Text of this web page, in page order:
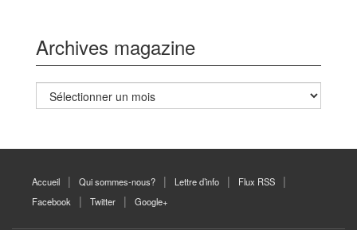
Archives magazine
Archives
magazine
Accueil Qui sommes-nous? Lettre d’info
Flux RSS
Facebook
Twitter Google+